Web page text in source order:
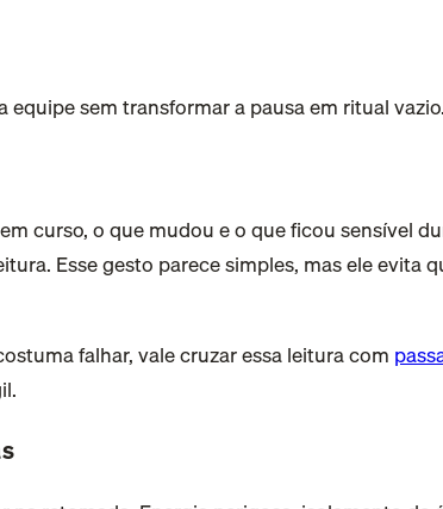
sem transformar a pausa em ritual
curso, o que mudou e o que ficou sensível
Esse gesto parece simples, mas ele
falhar, vale cruzar essa leitura com